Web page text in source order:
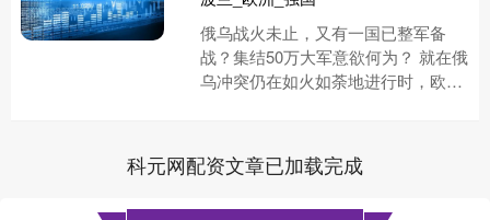
俄乌战火未止，又有一国已整军备
战？集结50万大军意欲何为？ 就在俄
乌冲突仍在如火如荼地进行时，欧洲
要....
科元网配资文章已加载完成